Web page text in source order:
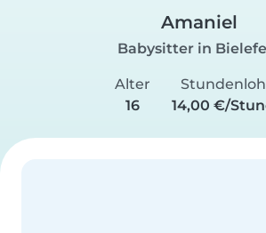
Amaniel
Babysitter in
Alter
16
14,00 €/